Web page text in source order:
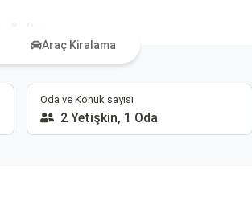
AraAraç Kiralama
Oda ve Konuk sayısı
2 Yetişkin, 1 Oda